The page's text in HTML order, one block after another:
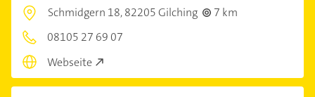
Schmidgern 18,82205 Gilching
7 km
08105 27 69 07
Webseite